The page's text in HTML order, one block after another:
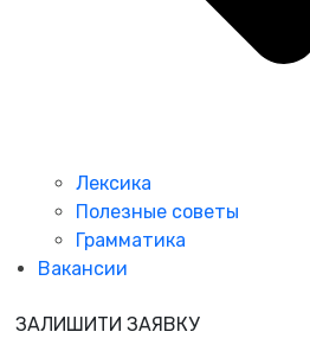
Лексика
Полезные советы
Грамматика
Вакансии
ЗАЛИШИТИ ЗАЯВКУ